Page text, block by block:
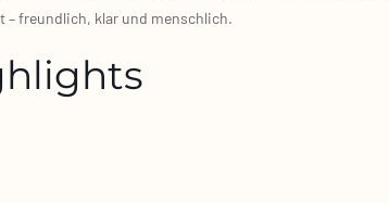
– freund­lich, klar und mensch­lich.